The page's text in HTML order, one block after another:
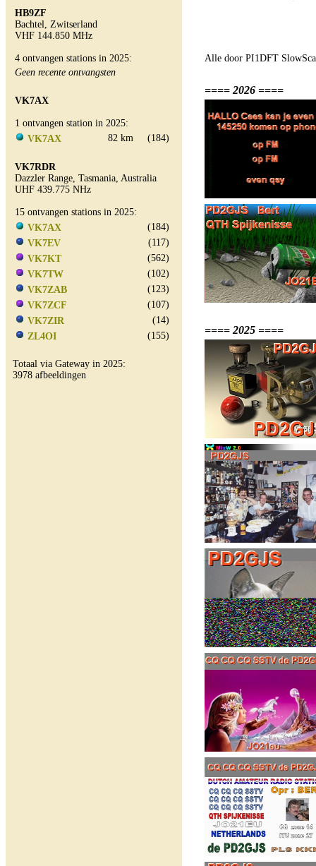
HB9ZF
Bachtel, Zwitserland
VHF 144.850 MHz
4 ontvangen stations in 2025:
Geen recente ontvangsten
VK7AX
1 ontvangen station in 2025:
VK7AX
82 km (184)
VK7RDR
Dazzler Range, Tasmania, Australia
UHF 439.775 NHz
15 ontvangen stations in 2025:
VK7AX
(184)
VK7EV
(117)
VK7KT
(562)
VK7TW
(102)
VK7ZAB
(123)
VK7ZCF
(107)
VK7ZIR
(14)
ZL4OI
(155)
Totaal via Gateway in 2025:
3978 afbeeldingen
Alle door PI1DFT
==== 2026 ====
==== 2025 ====